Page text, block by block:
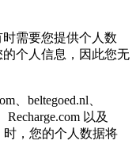
需要您提供个人数
个人信息，因此您无
、beltegoed.nl、
Recharge.com 以及
时，您的个人数据将